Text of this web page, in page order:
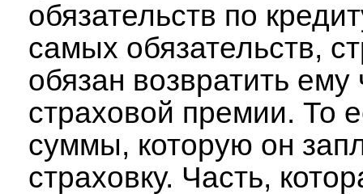
обязательств по
самых обязательств,
обязан возвратить ему
страховой премии. То
суммы, которую он
страховку. Часть,